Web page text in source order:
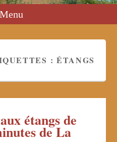
Menu
:ÉTANGS
étangs de
de La